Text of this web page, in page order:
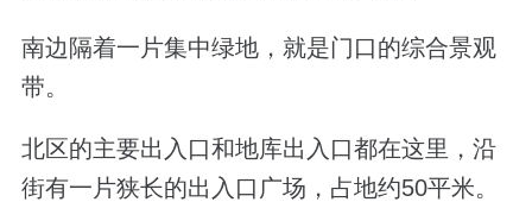
南边隔着一片集中绿地，就是门口的综合景观
带。
北区的主要出入口和地库出入口都在这里，沿
街有一片狭长的出入口广场，占地约50平米。